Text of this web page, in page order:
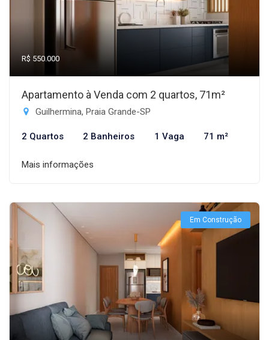
R$ 550.000
Apartamento à Venda com 2 quartos, 71m²
Guilhermina, Praia Grande-SP
2 Quartos 2 Banheiros 1 Vaga 71 m²
Mais informações
Em Construção